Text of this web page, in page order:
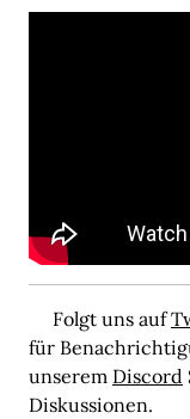
Folgt uns auf
für
unserem Discord
Diskussionen.